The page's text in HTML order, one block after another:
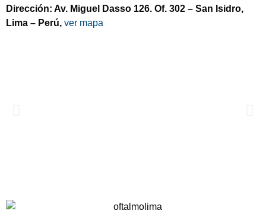
Dirección: Av. Miguel Dasso 126. Of. 302 – San Isidro,
Lima – Perú, ver mapa